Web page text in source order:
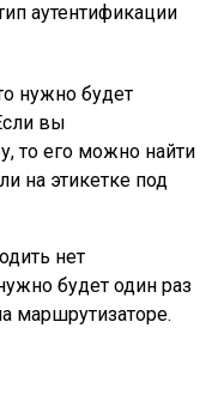
аутентификации
нужно будет
вы
то его можно найти
на этикетке под
нет
будет один раз
маршрутизаторе.